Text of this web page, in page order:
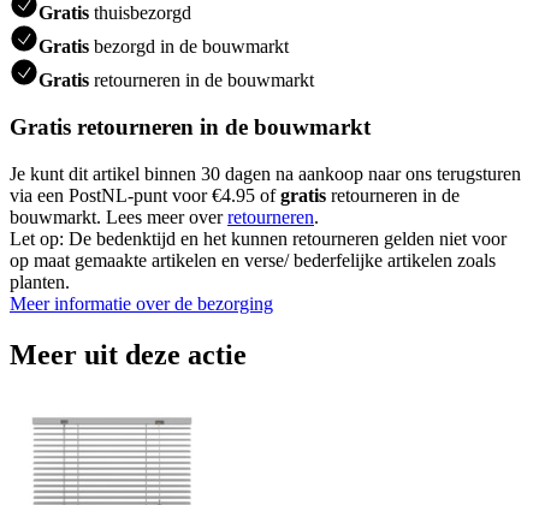
Gratis thuisbezorgd
Gratis bezorgd in de bouwmarkt
Gratis retourneren in de bouwmarkt
Gratis retourneren in de bouwmarkt
Je kunt dit artikel binnen 30 dagen na aankoop naar ons terugsturen
via een PostNL-punt voor €4.95 ofgratis retourneren in de
bouwmarkt. Lees meer overretourneren.
Let op: De bedenktijd en het kunnen retourneren gelden niet voor
op maat gemaakte artikelen en verse/ bederfelijke artikelen zoals
planten.
Meer informatie over de bezorging
Meer uit deze actie